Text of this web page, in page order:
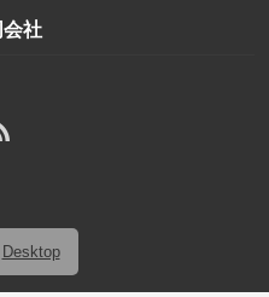
社
Desktop